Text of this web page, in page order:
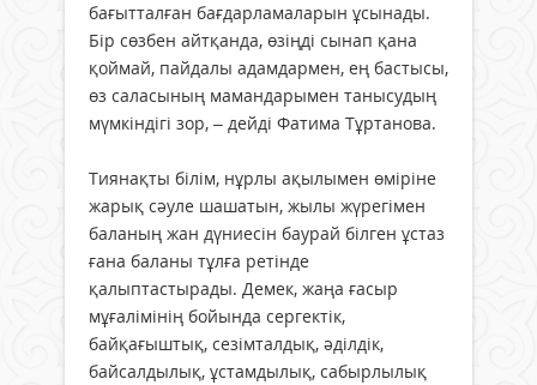
бағытталған бағдарламаларын ұсынады.
Бір сөзбен айтқанда, өзіңді сынап қана
қоймай, пайдалы адамдармен, ең бастысы,
өз саласының мамандарымен танысудың
мүмкіндігі зор, – дейді Фатима Тұртанова.
Тиянақты білім, нұрлы ақылымен өміріне
жарық сәуле шашатын, жылы жүрегімен
баланың жан дүниесін баурай білген ұстаз
ғана баланы тұлға ретінде
қалыптастырады. Демек, жаңа ғасыр
мұғалімінің бойында сергектік,
байқағыштық, сезімталдық, әділдік,
байсалдылық, ұстамдылық, сабырлылық